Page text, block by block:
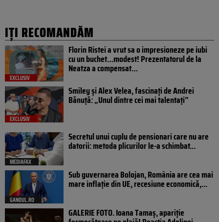
IȚI RECOMANDĂM
EXCLUSIV
Florin Ristei a vrut sa o impresioneze pe iubi
cu un buchet…modest! Prezentatorul de la
Neatza a compensat…
EXCLUSIV
Smiley și Alex Velea, fascinați de Andrei
Bănuță: „Unul dintre cei mai talentați”
MEDIAFAX
Secretul unui cuplu de pensionari care nu are
datorii: metoda plicurilor le-a schimbat...
GANDUL.RO
Sub guvernarea Bolojan, România are cea mai
mare inflație din UE, recesiune economică,...
GALERIE FOTO. Ioana Tamaş, apariție